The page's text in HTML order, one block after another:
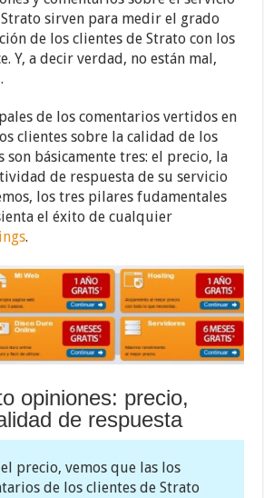
sirven para medir el grado
de los clientes de Strato con los
Y, a decir verdad, no están mal,
de los comentarios vertidos en
clientes sobre la calidad de los
son básicamente tres: el precio, la
de respuesta de su servicio
los tres pilares fudamentales
el éxito de cualquier
.
opiniones: precio,
de respuesta
precio, vemos que las los
de los clientes de Strato